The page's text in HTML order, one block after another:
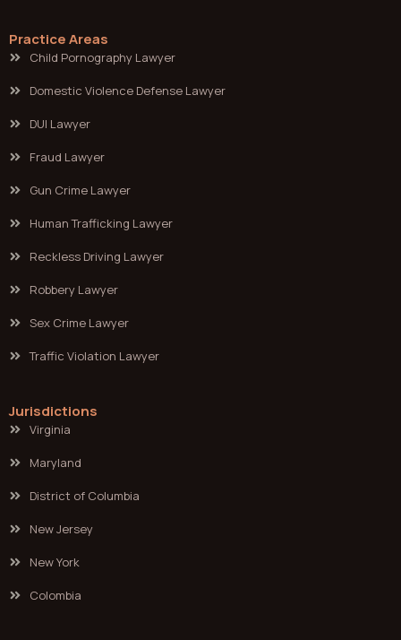
Practice Areas
Child Pornography Lawyer
Domestic Violence Defense Lawyer
DUI Lawyer
Fraud Lawyer
Gun Crime Lawyer
Human Trafficking Lawyer
Reckless Driving Lawyer
Robbery Lawyer
Sex Crime Lawyer
Traffic Violation Lawyer
Jurisdictions
Virginia
Maryland
District of Columbia
New Jersey
New York
Colombia